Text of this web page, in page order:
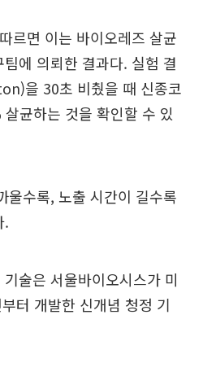
르면 이는 바이오레즈 살균
에 의뢰한 결과다. 실험 결
을 30초 비췄을 때 신종코
균하는 것을 확인할 수 있
울수록, 노출 시간이 길수록
.
술은 서울바이오시스가 미
터 개발한 신개념 청정 기